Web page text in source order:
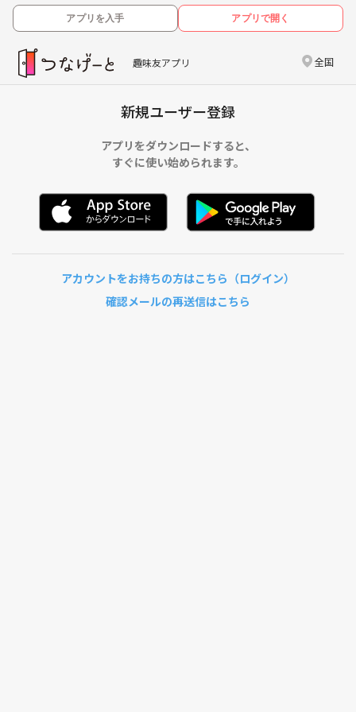
アプリを入手 アプリで開く
趣味友アプリ 全国
新規ユーザー登録
アプリをダウンロードすると、
すぐに使い始められます。
アカウントをお持ちの方はこちら（ログイン）
確認メールの再送信はこちら